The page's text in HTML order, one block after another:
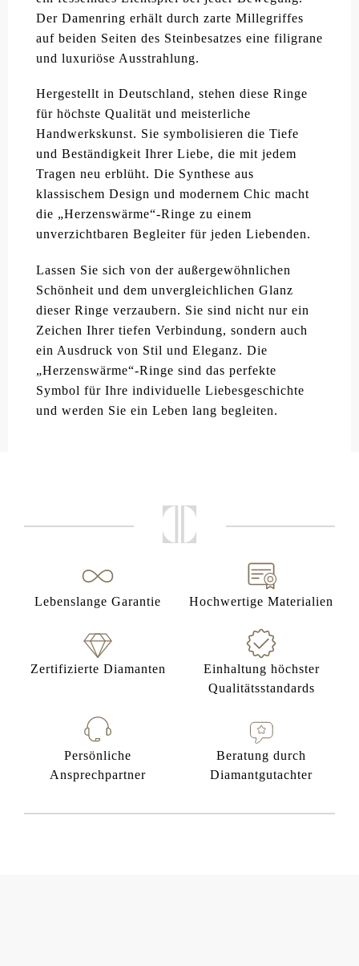
Der Damenring erhält durch zarte Millegriffes
auf beiden Seiten des Steinbesatzes eine filigrane
und luxuriöse Ausstrahlung.
Hergestellt in Deutschland, stehen diese Ringe
für höchste Qualität und meisterliche
Handwerkskunst. Sie symbolisieren die Tiefe
und Beständigkeit Ihrer Liebe, die mit jedem
Tragen neu erblüht. Die Synthese aus
klassischem Design und modernem Chic macht
die „Herzenswärme“-Ringe zu einem
unverzichtbaren Begleiter für jeden Liebenden.
Lassen Sie sich von der außergewöhnlichen
Schönheit und dem unvergleichlichen Glanz
dieser Ringe verzaubern. Sie sind nicht nur ein
Zeichen Ihrer tiefen Verbindung, sondern auch
ein Ausdruck von Stil und Eleganz. Die
„Herzenswärme“-Ringe sind das perfekte
Symbol für Ihre individuelle Liebesgeschichte
und werden Sie ein Leben lang begleiten.
Lebenslange Garantie Hochwertige Materialien
Zertifizierte Diamanten
Einhaltung höchster
Qualitätsstandards
Persönliche
Ansprechpartner
Beratung durch
Diamantgutachter